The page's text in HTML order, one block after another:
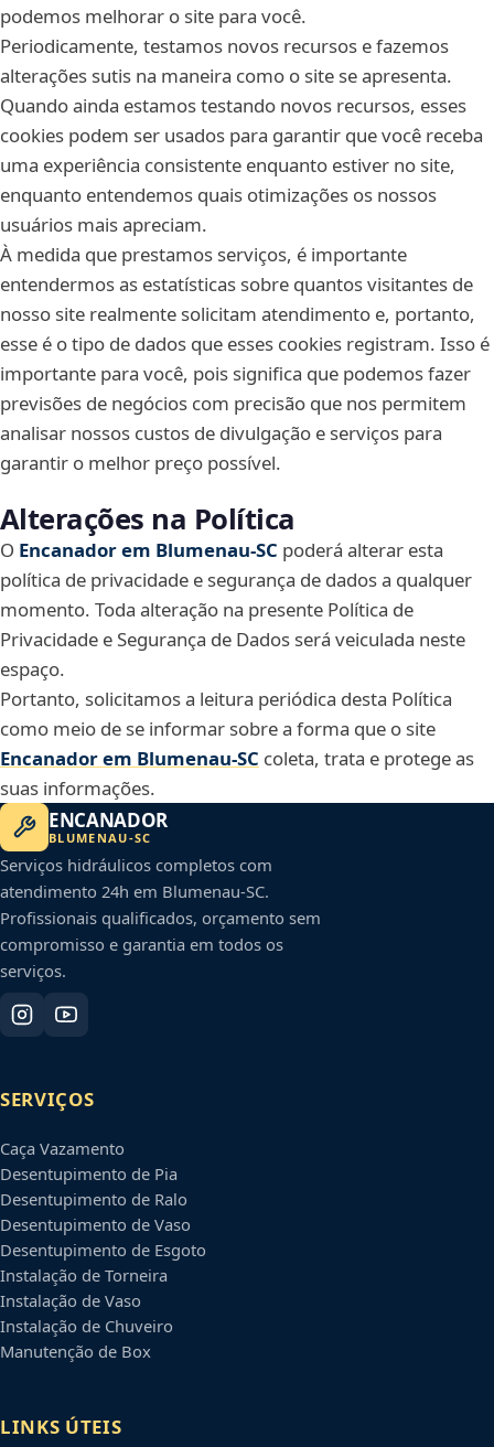
podemos melhorar o site para você.
Periodicamente, testamos novos recursos e fazemos
alterações sutis na maneira como o site se apresenta.
Quando ainda estamos testando novos recursos, esses
cookies podem ser usados para garantir que você receba
uma experiência consistente enquanto estiver no site,
enquanto entendemos quais otimizações os nossos
usuários mais apreciam.
À medida que prestamos serviços, é importante
entendermos as estatísticas sobre quantos visitantes de
nosso site realmente solicitam atendimento e, portanto,
esse é o tipo de dados que esses cookies registram. Isso é
importante para você, pois significa que podemos fazer
previsões de negócios com precisão que nos permitem
analisar nossos custos de divulgação e serviços para
garantir o melhor preço possível.
Alterações na Política
O Encanador em Blumenau‑SC poderá alterar esta
política de privacidade e segurança de dados a qualquer
momento. Toda alteração na presente Política de
Privacidade e Segurança de Dados será veiculada neste
espaço.
Portanto, solicitamos a leitura periódica desta Política
como meio de se informar sobre a forma que o site
Encanador em Blumenau‑SC coleta, trata e protege as
suas informações.
ENCANADOR
BLUMENAU-SC
Serviços hidráulicos completos com
atendimento 24h em Blumenau-SC.
Profissionais qualificados, orçamento sem
compromisso e garantia em todos os
serviços.
SERVIÇOS
Caça Vazamento
Desentupimento de Pia
Desentupimento de Ralo
Desentupimento de Vaso
Desentupimento de Esgoto
Instalação de Torneira
Instalação de Vaso
Instalação de Chuveiro
Manutenção de Box
LINKS ÚTEIS